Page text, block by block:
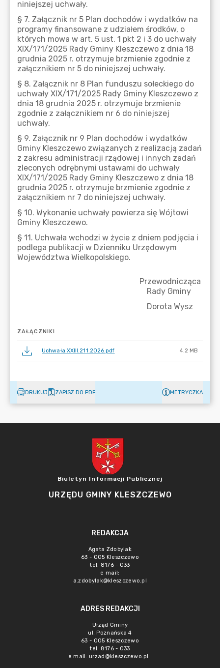
ZAŁĄCZNIKI
Uchwała.XXIII.211.2026.pdf 4.2 MB
DRUKUJ ZAPISZ DO PDF METRYCZKA
Biuletyn Informacji Publicznej
URZĘDU GMINY KLESZCZEWO
REDAKCJA
Agata Zdobylak
63 - 005 Kleszczewo
tel. 8176 - 033
e mail:
a.zdobylak@kleszczewo.pl
ADRES REDAKCJI
Urząd Gminy
ul. Poznańska 4
63 - 005 Kleszczewo
tel. 8176 - 033
e mail: urzad@kleszczewo.pl